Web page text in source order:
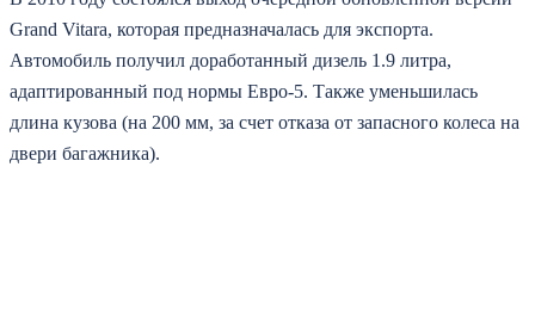
Grand Vitara, которая предназначалась для экспорта.
Автомобиль получил доработанный дизель 1.9 литра,
адаптированный под нормы Евро-5. Также уменьшилась
длина кузова (на 200 мм, за счет отказа от запасного колеса на
двери багажника).